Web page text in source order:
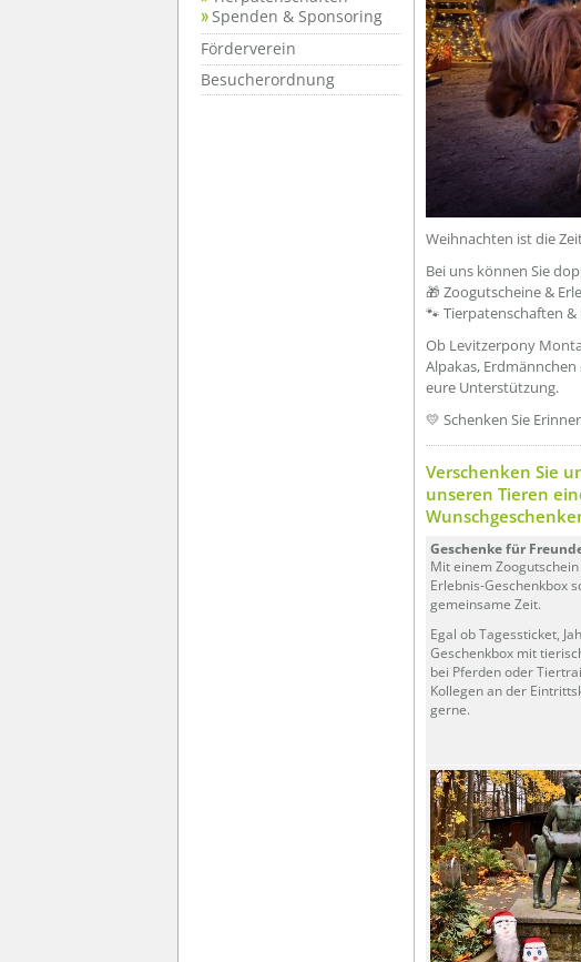
Spenden & Sponsoring
Förderverein
Besucherordnung
Weihnachten ist die
Bei uns können Sie
🎁 Zoogutscheine &
🐾 Tierpatenschaften
Ob Levitzerpony
Alpakas,
eure Unterstützung.
💛 Schenken Sie
???
Verschenken Sie
unseren Tieren
Geschenke für
Mit einem
Erlebnis-Geschenkbox
gemeinsame Zeit.
Egal ob Tagessticket,
Geschenkbox mit
bei Pferden oder
Kollegen an der
gerne.